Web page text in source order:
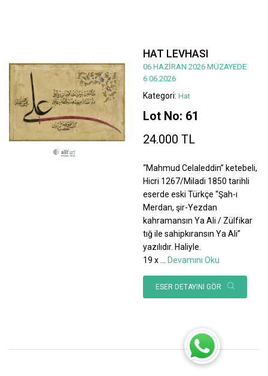
HAT LEVHASI
06 HAZİRAN 2026 MÜZAYEDE
6.06.2026
Kategori: Hat
Lot No: 61
24.000 TL
“Mahmud Celaleddin” ketebeli,
Hicri 1267/Miladi 1850 tarihli
eserde eski Türkçe “Şah-ı
Merdan, şir-Yezdan
kahramansın Ya Ali / Zülfikar
tığ ile sahipkıransın Ya Ali”
yazılıdır. Haliyle.
19 x
Devamını Oku
ESER DETAYINI GÖR